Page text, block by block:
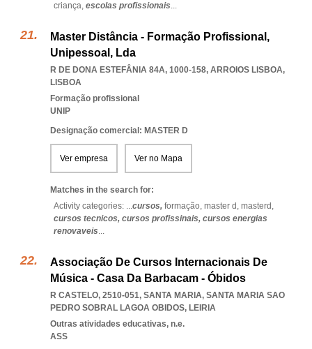
criança, escolas profissionais...
Master Distância - Formação Profissional,
Unipessoal, Lda
R DE DONA ESTEFÂNIA 84A, 1000-158, ARROIOS LISBOA,
LISBOA
Formação profissional
UNIP
Designação comercial: MASTER D
Ver empresa Ver no Mapa
Matches in the search for:
Activity categories: ...cursos, formação, master d, masterd,
cursos tecnicos, cursos profissinais, cursos energias
renovaveis...
Associação De Cursos Internacionais De
Música - Casa Da Barbacam - Óbidos
R CASTELO, 2510-051, SANTA MARIA, SANTA MARIA SAO
PEDRO SOBRAL LAGOA OBIDOS, LEIRIA
Outras atividades educativas, n.e.
ASS